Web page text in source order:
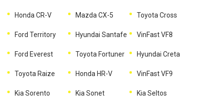
Honda CR-V Mazda CX-5 Toyota Cross
Ford Territory Hyundai Santafe VinFast VF8
Ford Everest Toyota Fortuner Hyundai Creta
Toyota Raize Honda HR-V VinFast VF9
Kia Sorento Kia Sonet Kia Seltos